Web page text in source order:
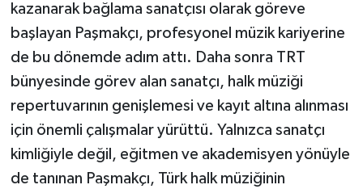
kazanarak bağlama sanatçısı olarak göreve
başlayan Paşmakçı, profesyonel müzik kariyerine
de bu dönemde adım attı. Daha sonra TRT
bünyesinde görev alan sanatçı, halk müziği
repertuvarının genişlemesi ve kayıt altına alınması
için önemli çalışmalar yürüttü. Yalnızca sanatçı
kimliğiyle değil, eğitmen ve akademisyen yönüyle
de tanınan Paşmakçı, Türk halk müziğinin